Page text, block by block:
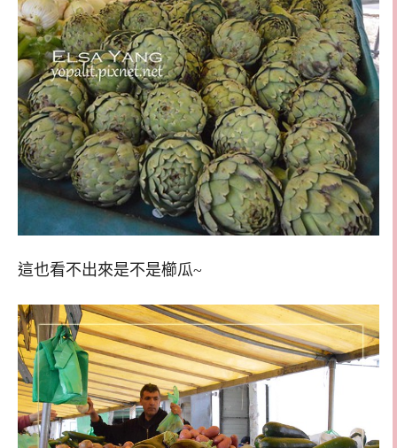
這也看不出來是不是櫛瓜~